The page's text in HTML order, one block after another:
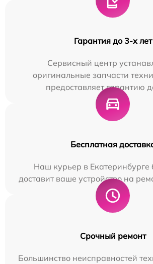
Гарантия до 3-х лет
Сервисный центр
оригинальные запчасти
предоставляет гарантию
Бесплатная
Наш курьер в Екатеринбурге
доставит ваше устройство на
Срочный ремонт
Большинство неисправностей